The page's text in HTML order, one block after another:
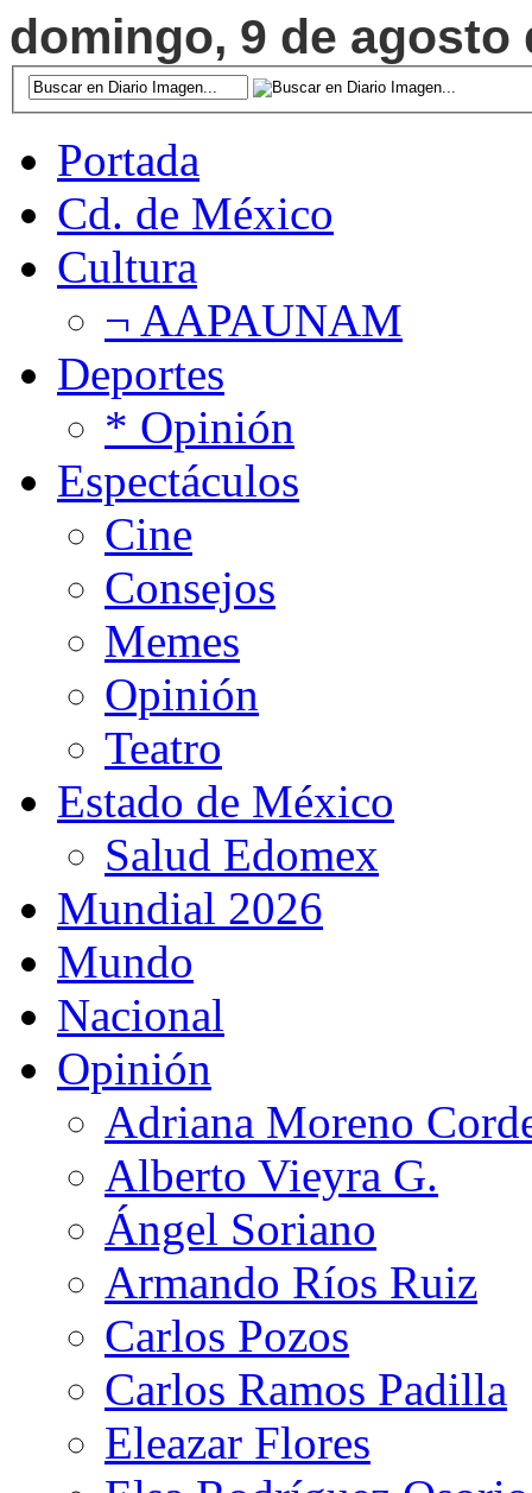
domingo, 9 de agosto
Portada
Cd. de México
Cultura
¬ AAPAUNAM
Deportes
* Opinión
Espectáculos
Cine
Consejos
Memes
Opinión
Teatro
Estado de México
Salud Edomex
Mundial 2026
Mundo
Nacional
Opinión
Adriana Moreno
Alberto Vieyra G.
Ángel Soriano
Armando Ríos Ruiz
Carlos Pozos
Carlos Ramos Padilla
Eleazar Flores